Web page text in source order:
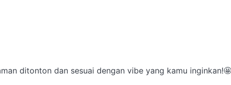
ditonton dan sesuai dengan vibe yang kamu inginkan!🤩